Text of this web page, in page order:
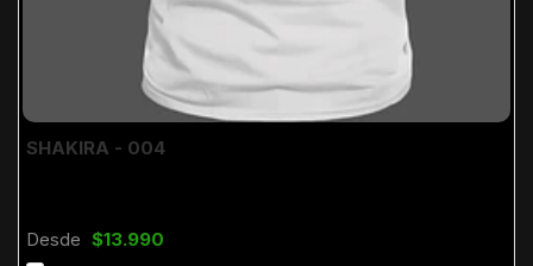
SHAKIRA - 004
Desde $13.990